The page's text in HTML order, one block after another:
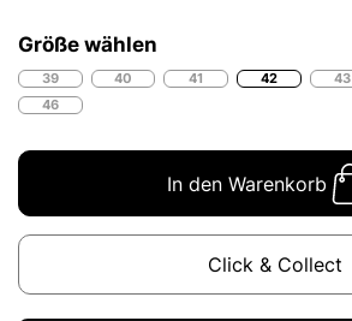
Größe wählen
39 40 41 42 43
46
In den Warenkorb
Click & Collect